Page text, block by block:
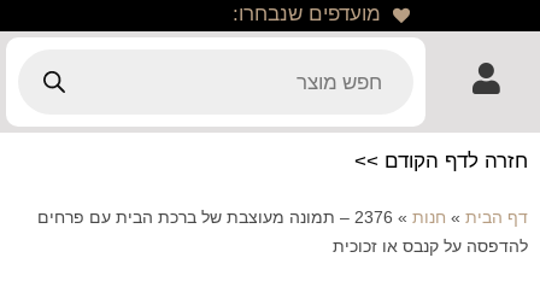
מועדפים שנבחרו:
חזרה לדף הקודם >>
דף הבית » חנות »
2376 – תמונה מעוצבת של ברכת הבית עם פרחים
להדפסה על קנבס או זכוכית